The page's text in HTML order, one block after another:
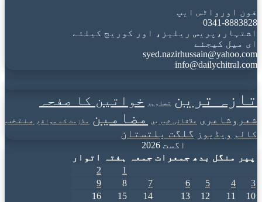
فون اورواٹس ایپ
0341-8883828
اشتہار،پریس ریلیز، اور کوریج کیلئے
ای میل کیجئے
syed.nazirhussain@yahoo.com
info@dailychitral.com
تازہ ترین تصاویر خواتین کا صفحہ
شعروشاعری علاقائی خبریں مضامین ملازمت کے مواقع
منتخب
کالم ویڈیوز گلگت بلتستان
اگست 2026
پیر
منگل بدھ جمعرات جمعہ ہفتہ
اتوار
1
2
3
4
5
6
7
8
9
10
11
12
13
14
15
16